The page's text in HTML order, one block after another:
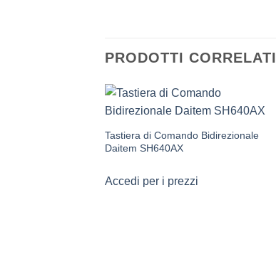
PRODOTTI CORRELATI
Tastiera di Comando Bidirezionale
Daitem SH640AX
Accedi per i prezzi